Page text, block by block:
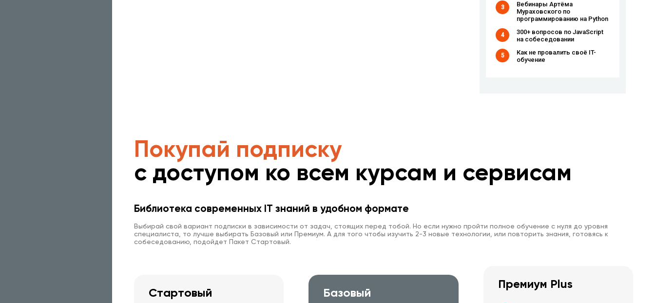
3
Вебинары Артёма
Мураховского по
программированию на Python
4
300+ вопросов по JavaScript
на собеседовании
5
Как не провалить своё IT-
обучение
Покупай подписку
с доступом ко всем курсам и сервисам
Библиотека современных IT знаний в удобном формате
Выбирай свой вариант подписки в зависимости от задач, стоящих перед тобой. Но если нужно пройти полное обучение с нуля до уровня
специалиста, то лучше выбирать Базовый или Премиум. А для того чтобы изучить 2-3 новые технологии, или повторить знания, готовясь к
собеседованию, подойдет Пакет Стартовый.
Стартовый Базовый
Премиум Plus